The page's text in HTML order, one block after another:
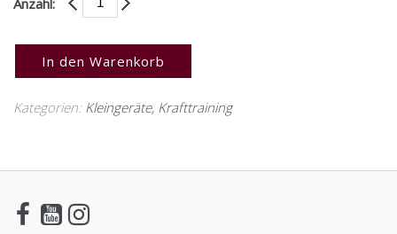
Anzahl:
In den Warenkorb
Kategorien: Kleingeräte, Krafttraining